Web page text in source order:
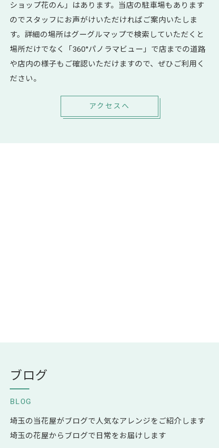
ショップ花のん」はあります。当店の駐車場もあります
のでスタッフにお声がけいただければご案内いたしま
す。詳細の場所はグーグルマップで検索していただくと
場所だけでなく「360°パノラマビュー」で店までの道路
や店内の様子もご確認いただけますので、ぜひご利用く
ださい。
アクセスへ
ブログ
BLOG
埼玉の当花屋がブログで人気なアレンジをご紹介します
埼玉の花屋からブログで日常をお届けします